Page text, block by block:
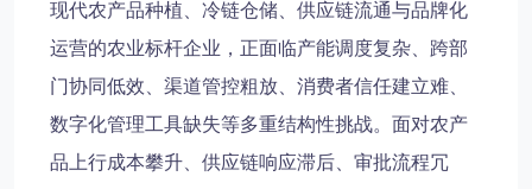
现代农产品种植、冷链仓储、供应链流通与品牌化
运营的农业标杆企业，正面临产能调度复杂、跨部
门协同低效、渠道管控粗放、消费者信任建立难、
数字化管理工具缺失等多重结构性挑战。面对农产
品上行成本攀升、供应链响应滞后、审批流程冗